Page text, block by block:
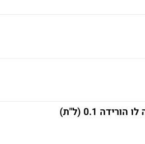
0.1 (ל"ת)